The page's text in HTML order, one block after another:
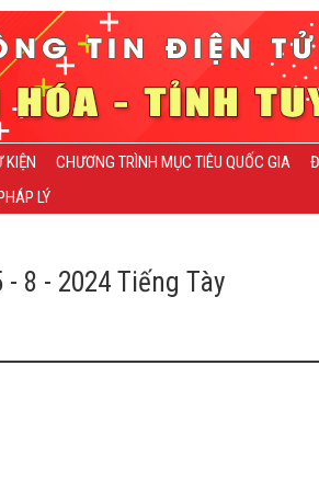
KIỆN CHƯƠNG TRÌNH MỤC TIÊU QUỐC GIA
LÝ
8 - 2024 Tiếng Tày